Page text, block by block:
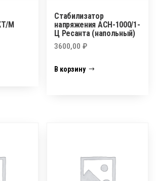
М
Стабилизатор
напряжения АСН-1000/1-
Ц Ресанта (напольный)
3600,00₽
В корзину